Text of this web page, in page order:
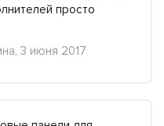
просто
3 июня 2017